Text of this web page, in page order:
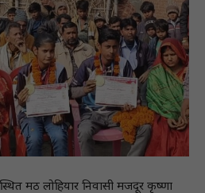
मठ लोहियार निवासी मजदूर कृष्णा